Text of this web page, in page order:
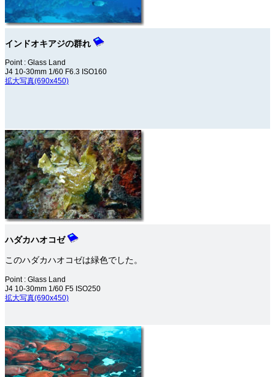
インドオキアジの群れ
Point : Glass Land
J4 10-30mm 1/60 F6.3 ISO160
拡大写真(690x450)
ハダカハオコゼ
このハダカハオコゼは緑色でした。
Point : Glass Land
J4 10-30mm 1/60 F5 ISO250
拡大写真(690x450)